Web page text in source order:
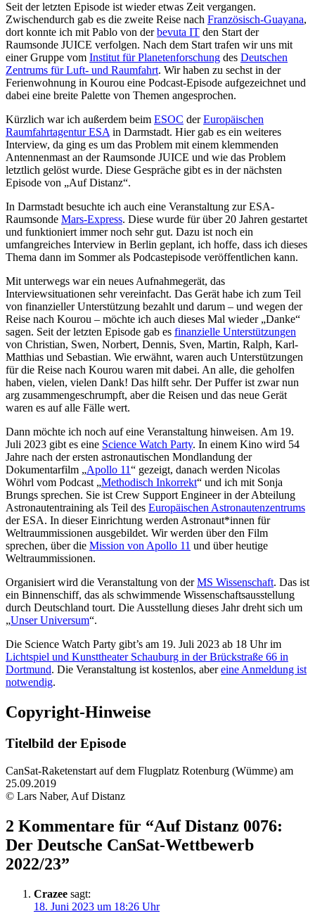
Seit der letzten Episode ist wieder etwas Zeit vergangen.
Zwischendurch gab es die zweite Reise nach Französisch-Guayana,
dort konnte ich mit Pablo von derbevuta IT den Start der
Raumsonde JUICE verfolgen. Nach dem Start trafen wir uns mit
einer Gruppe vom Institut für Planetenforschung des Deutschen
Zentrums für Luft- und Raumfahrt. Wir haben zu sechst in der
Ferienwohnung in Kourou eine Podcast-Episode aufgezeichnet und
dabei eine breite Palette von Themen angesprochen.
Kürzlich war ich außerdem beim ESOC derEuropäischen
Raumfahrtagentur ESAin Darmstadt. Hier gab es ein weiteres
Interview, da ging es um das Problem mit einem klemmenden
Antennenmast an der Raumsonde JUICE und wie das Problem
letztlich gelöst wurde. Diese Gespräche gibt es in der nächsten
Episode von „Auf Distanz“.
In Darmstadt besuchte ich auch eine Veranstaltung zur ESA-
Raumsonde Mars-Express. Diese wurde für über 20 Jahren gestartet
und funktioniert immer noch sehr gut. Dazu ist noch ein
umfangreiches Interview in Berlin geplant, ich hoffe, dass ich dieses
Thema dann im Sommer als Podcastepisode veröffentlichen kann.
Mit unterwegs war ein neues Aufnahmegerät, das
Interviewsituationen sehr vereinfacht. Das Gerät habe ich zum Teil
von finanzieller Unterstützung bezahlt und darum – und wegen der
Reise nach Kourou – möchte ich auch dieses Mal wieder „Danke“
sagen. Seit der letzten Episode gab es finanzielle Unterstützungen
von Christian, Swen, Norbert, Dennis, Sven, Martin, Ralph, Karl-
Matthias und Sebastian. Wie erwähnt, waren auch Unterstützungen
für die Reise nach Kourou waren mit dabei. An alle, die geholfen
haben, vielen, vielen Dank! Das hilft sehr. Der Puffer ist zwar nun
arg zusammengeschrumpft, aber die Reisen und das neue Gerät
waren es auf alle Fälle wert.
Dann möchte ich noch auf eine Veranstaltung hinweisen. Am 19.
Juli 2023 gibt es eine Science Watch Party. In einem Kino wird 54
Jahre nach der ersten astronautischen Mondlandung der
Dokumentarfilm „Apollo 11“ gezeigt, danach werden Nicolas
Wöhrl vom Podcast „Methodisch Inkorrekt“ und ich mit Sonja
Brungs sprechen. Sie ist Crew Support Engineer in der Abteilung
Astronautentraining als Teil des Europäischen Astronautenzentrums
der ESA. In dieser Einrichtung werden Astronaut*innen für
Weltraummissionen ausgebildet. Wir werden über den Film
sprechen, über die Mission von Apollo 11 und über heutige
Weltraummissionen.
Organisiert wird die Veranstaltung von derMS Wissenschaft. Das ist
ein Binnenschiff, das als schwimmende Wissenschaftsausstellung
durch Deutschland tourt. Die Ausstellung dieses Jahr dreht sich um
„Unser Universum“.
Die Science Watch Party gibt’s am 19. Juli 2023 ab 18 Uhr im
Lichtspiel und Kunsttheater Schauburg in der Brückstraße 66 in
Dortmund. Die Veranstaltung ist kostenlos, abereine Anmeldung ist
notwendig.
Copyright-Hinweise
Titelbild der Episode
CanSat-Raketenstart auf dem Flugplatz Rotenburg (Wümme) am
25.09.2019
© Lars Naber, Auf Distanz
2 Kommentare für “Auf Distanz 0076:
Der Deutsche CanSat-Wettbewerb
2022/23”
Crazee sagt:
18. Juni 2023 um 18:26 Uhr